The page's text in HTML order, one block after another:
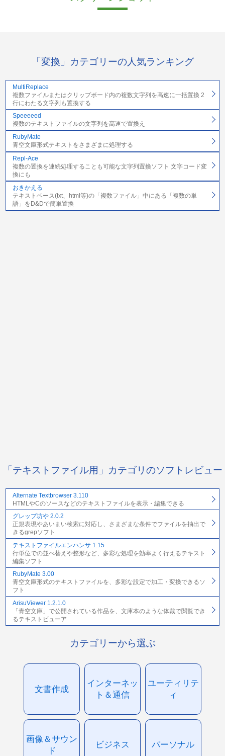
「変換」カテゴリーの人気ランキング
MultiReplace
複数ファイルまたはクリップボード内の複数文字列を高速に一括置換 2
行にわたる文字列も置換する
Speeeeed
複数のテキストファイルの文字列を高速で置換え
RubyMate
青空文庫形式テキストをさまざまに処理する
Repl-Ace
複数の置換を連続処理することも可能な文字列置換ソフト 文字コード変
換にも
おきかえる
テキストベース(txt、html等)の「複数ファイル」中にある「複数の単
語」をD&Dで簡単置換
「テキストファイル用」カテゴリのソフトレビュー
Alternate Textbrowser 3.110
HTMLやCのソースなどのテキストファイルを表示・編集できる
グレップ坊や 2.0.2
正規表現やあいまい検索に対応し、さまざまな条件でファイルを抽出で
きるgrepソフト
テキストファイルエンハンサ 1.15
行単位での並べ替えや整形など、多彩な処理を効率よく行えるテキスト
編集ソフト
RubyMate 3.00
青空文庫形式のテキストファイルを、多彩な設定で加工・変換できるソ
フト
ArisuViewer 1.2.1.0
「青空文庫」で公開されている作品を、文庫本のような体裁で閲覧でき
るテキストビューア
カテゴリーから選ぶ
文書作成
インターネッ
ト＆通信
ユーティリテ
ィ
画像＆サウン
ド
ビジネス パーソナル